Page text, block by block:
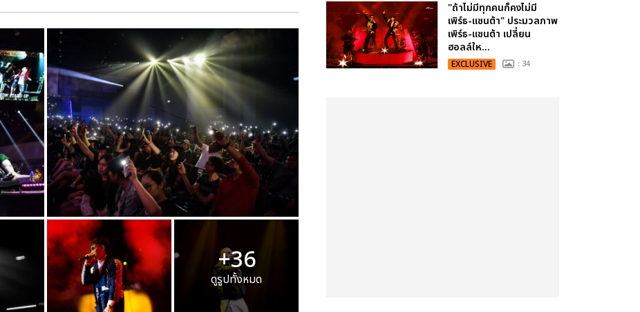
+36
ดูรูปทั้งหมด
"ถ้าไม่มีทุกคนก็คงไม่มี
เพิร์ธ-แซนต้า" ประมวลภาพ
เพิร์ธ-แซนต้า เปลี่ยน
ฮอลล์ให...
EXCLUSIVE : 34